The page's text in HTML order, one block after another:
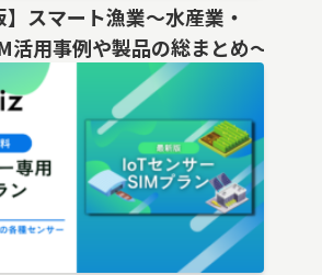
】スマート漁業〜水産業・
用事例や製品の総まとめ〜